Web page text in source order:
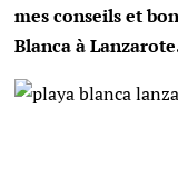
mes conseils et
Blanca à